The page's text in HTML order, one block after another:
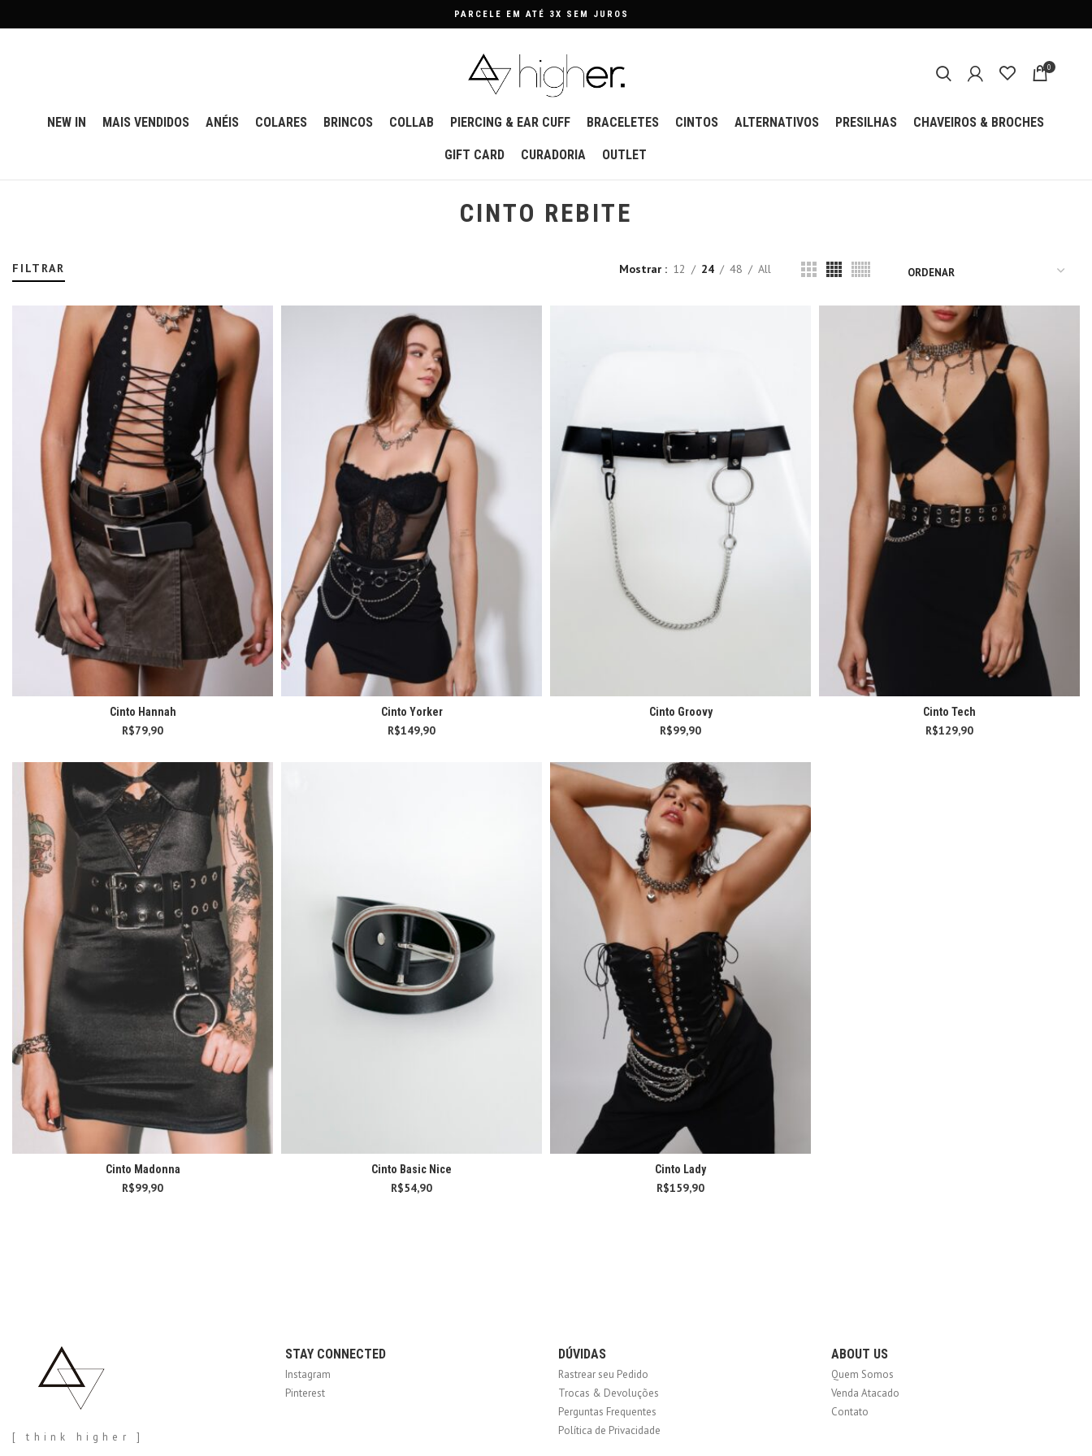
PARCELE EM ATÉ 3X SEM JUROS
0
NEW IN MAIS VENDIDOS ANÉIS COLARES BRINCOS COLLAB PIERCING & EAR CUFF BRACELETES CINTOS ALTERNATIVOS PRESILHAS CHAVEIROS & BROCHES
GIFT CARD CURADORIA OUTLET
CINTO REBITE
FILTRAR Mostrar 12 24 48 All
Cinto Hannah
R$79,90
Cinto Yorker
R$149,90
Cinto Groovy
R$99,90
Cinto Tech
R$129,90
Cinto Madonna
R$99,90
Cinto Basic Nice
R$54,90
Cinto Lady
R$159,90
[ think higher ]
STAY CONNECTED
Instagram
Pinterest
DÚVIDAS
Rastrear seu Pedido
Trocas & Devoluções
Perguntas Frequentes
Política de Privacidade
ABOUT US
Quem Somos
Venda Atacado
Contato